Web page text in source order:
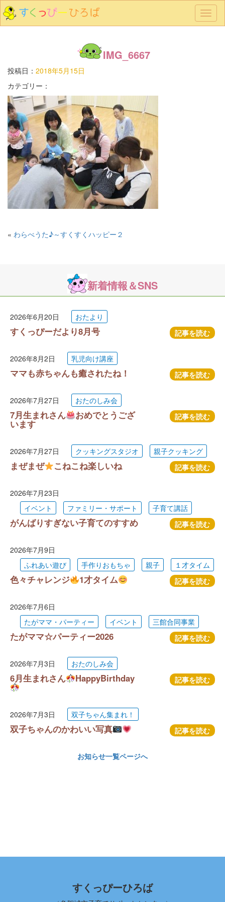
メ
ニ
IMG_6667
投稿日： 2018年5月15日
カテゴリー：
« わらべうた♪～すくすくハッピー２
新着情報＆SNS
2026年6月20日 おたより
すくっぴーだより8月号 記事を読む
2026年8月2日 乳児向け講座
ママも赤ちゃんも癒されたね！ 記事を読む
2026年7月27日 おたのしみ会
7月生まれさん おめでとうござ
います
記事を読む
2026年7月27日 クッキングスタジオ 親子クッキング
まぜまぜ こねこね楽しいね 記事を読む
2026年7月23日
イベント
ファミリー・サポート 子育て講話
がんばりすぎない子育てのすすめ 記事を読む
2026年7月9日
ふれあい遊び
手作りおもちゃ 親子 １才タイム
色々チャレンジ 1才タイム 記事を読む
2026年7月6日
たがママ・パーティー
イベント 三館合同事業
たがママ☆パーティー2026 記事を読む
2026年7月3日 おたのしみ会
6月生まれさん HappyBirthday 記事を読む
2026年7月3日 双子ちゃん集まれ！
双子ちゃんのかわいい写真 記事を読む
お知らせ一覧ページへ
すくっぴーひろば